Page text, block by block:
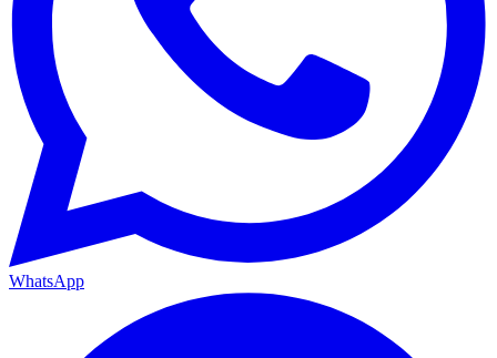
WhatsApp